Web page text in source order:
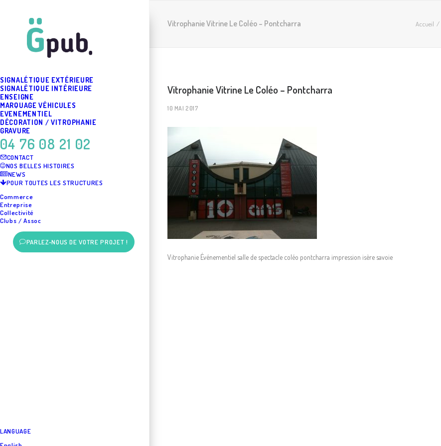
SIGNALÉTIQUE EXTÉRIEURE
SIGNALÉTIQUE INTÉRIEURE
ENSEIGNE
MARQUAGE VÉHICULES
EVENEMENTIEL
DÉCORATION / VITROPHANIE
GRAVURE
04 76 08 21 02
CONTACT
NOS BELLES HISTOIRES
NEWS
POUR TOUTES LES STRUCTURES
Commerce
Entreprise
Collectivité
Clubs / Assoc
PARLEZ-NOUS DE VOTRE PROJET !
LANGUAGE
Vitrophanie Vitrine Le Coléo – Pontcharra Accueil
Vitrophanie Vitrine Le Coléo – Pontcharra
10 MAI 2017
Vitrophanie Événementiel salle de spectacle coléo pontcharra impression isère savoie